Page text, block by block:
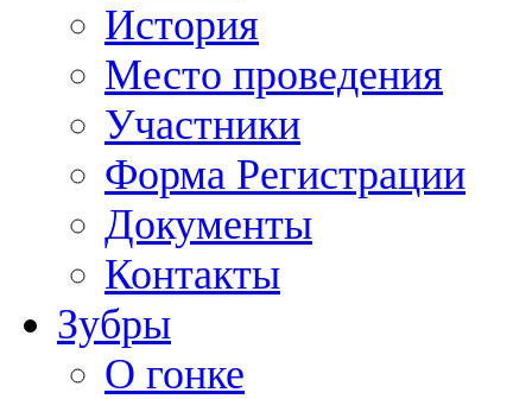
История
Место проведения
Участники
Форма Регистрации
Документы
Контакты
Зубры
О гонке